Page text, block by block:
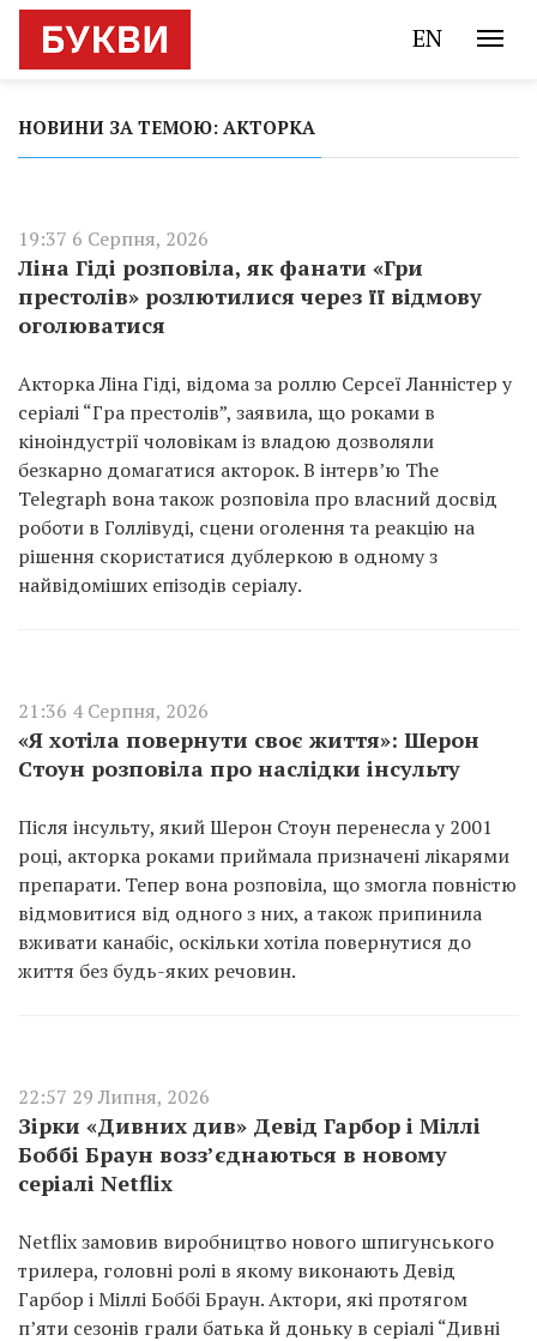
EN
НОВИНИ ЗА ТЕМОЮ: АКТОРКА
19:37 6 Серпня, 2026
Ліна Гіді розповіла, як фанати «Гри
престолів» розлютилися через її відмову
оголюватися
Акторка Ліна Гіді, відома за роллю Серсеї Ланністер у
серіалі “Гра престолів”, заявила, що роками в
кіноіндустрії чоловікам із владою дозволяли
безкарно домагатися акторок. В інтерв’ю The
Telegraph вона також розповіла про власний досвід
роботи в Голлівуді, сцени оголення та реакцію на
рішення скористатися дублеркою в одному з
найвідоміших епізодів серіалу.
21:36 4 Серпня, 2026
«Я хотіла повернути своє життя»: Шерон
Стоун розповіла про наслідки інсульту
Після інсульту, який Шерон Стоун перенесла у 2001
році, акторка роками приймала призначені лікарями
препарати. Тепер вона розповіла, що змогла повністю
відмовитися від одного з них, а також припинила
вживати канабіс, оскільки хотіла повернутися до
життя без будь-яких речовин.
22:57 29 Липня, 2026
Зірки «Дивних див» Девід Гарбор і Міллі
Боббі Браун возз’єднаються в новому
серіалі Netflix
Netflix замовив виробництво нового шпигунського
трилера, головні ролі в якому виконають Девід
Гарбор і Міллі Боббі Браун. Актори, які протягом
п’яти сезонів грали батька й доньку в серіалі “Дивні